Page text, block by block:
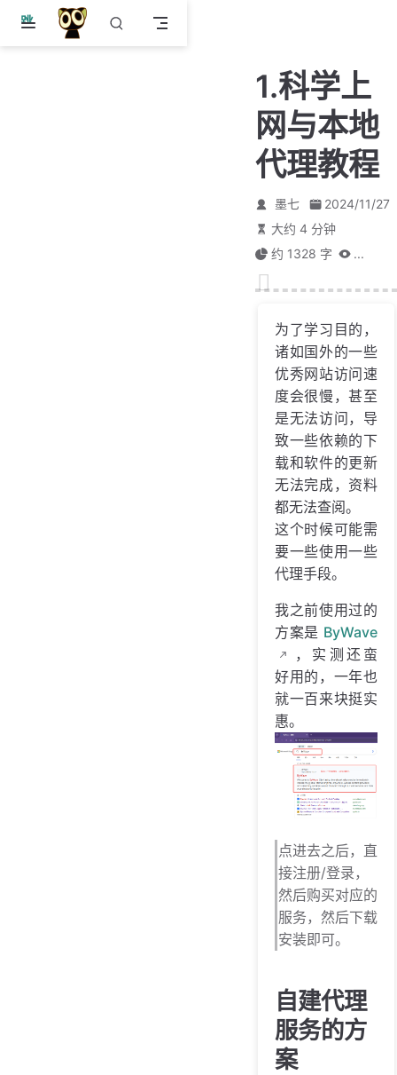
跳
1.科学上
网与本地
代理教程
墨七
2024/11/27
大约 4 分钟
约 1328 字
...
为了学习目的，
诸如国外的一些
优秀网站访问速
度会很慢，甚至
是无法访问，导
致一些依赖的下
载和软件的更新
无法完成，资料
都无法查阅。
这个时候可能需
要一些使用一些
代理手段。
我之前使用过的
方案是 ByWave
，实测还蛮
好用的，一年也
就一百来块挺实
惠。
点进去之后，直
接注册/登录，
然后购买对应的
服务，然后下载
安装即可。
自建代理
服务的方
案